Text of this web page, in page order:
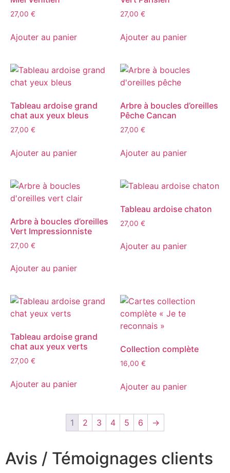
27,00 €
Ajouter au panier
27,00 €
Ajouter au panier
Tableau ardoise grand
chat aux yeux bleus
27,00 €
Ajouter au panier
Arbre à boucles d’oreilles
Pêche Cancan
27,00 €
Ajouter au panier
Arbre à boucles d’oreilles
Vert Impressionniste
27,00 €
Ajouter au panier
Tableau ardoise chaton
27,00 €
Ajouter au panier
Tableau ardoise grand
chat aux yeux verts
27,00 €
Ajouter au panier
Collection complète
16,00 €
Ajouter au panier
1 2 3 4 5 6 →
Avis / Témoignages clients